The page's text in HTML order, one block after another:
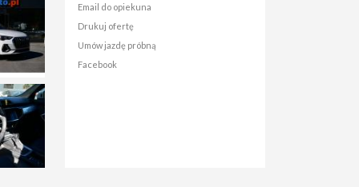
Email do opiekuna
Drukuj ofertę
Umów jazdę próbną
Facebook